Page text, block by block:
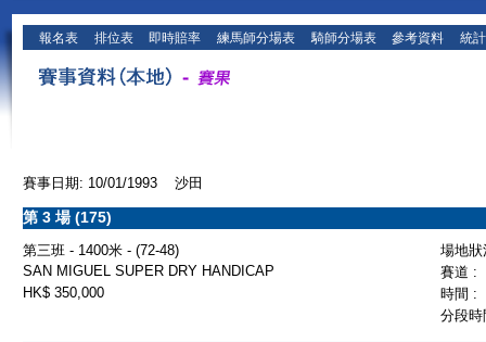
報名表 排位表 即時賠率 練馬師分場表 騎師分場表 參考資料 統
賽事日期: 10/01/1993 沙田
第 3 場 (175)
第三班 - 1400米 - (72-48)
場地
SAN MIGUEL SUPER DRY HANDICAP
賽道 :
HK$ 350,000
時間 :
分段